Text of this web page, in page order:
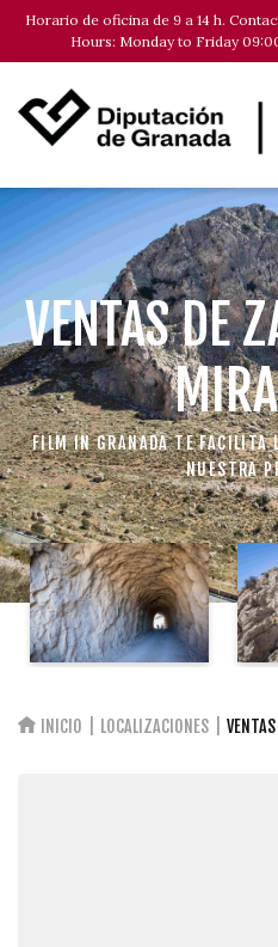
Horario de oficina de 9 a 14 h.
Hours: Monday to Friday
VENTAS DE
FILM IN GRANADA TE FACILITA
NUESTRA
INICIO LOCALIZACIONES